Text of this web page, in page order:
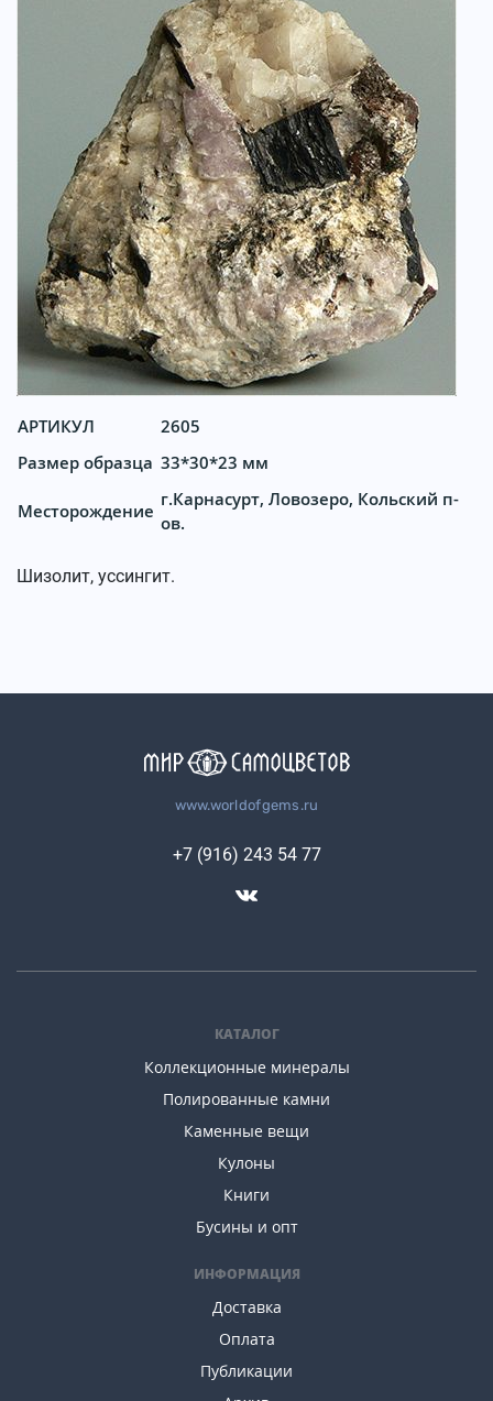
АРТИКУЛ
2605
Размер образца 33*30*23 мм
Месторождение
г.Карнасурт, Ловозеро, Кольский п-
ов.
Шизолит, уссингит.
www.worldofgems.ru
КАТАЛОГ
Коллекционные минералы
Полированные камни
Каменные вещи
Кулоны
Книги
Бусины и опт
ИНФОРМАЦИЯ
Доставка
Оплата
Публикации
+7 (916) 243 54 77